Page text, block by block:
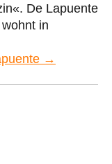
De Lapuente
in
→